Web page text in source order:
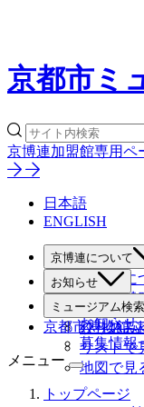
京都市ミ
京博連加盟館専用ペ
日本語
ENGLISH
京博連について
京博連に
役員・賛
お知らせ
すべて
お知らせ
募集情報
ミュージアム検索
絞り込み
リストで
地図で見
京都市博物館
メニュー
トップページ